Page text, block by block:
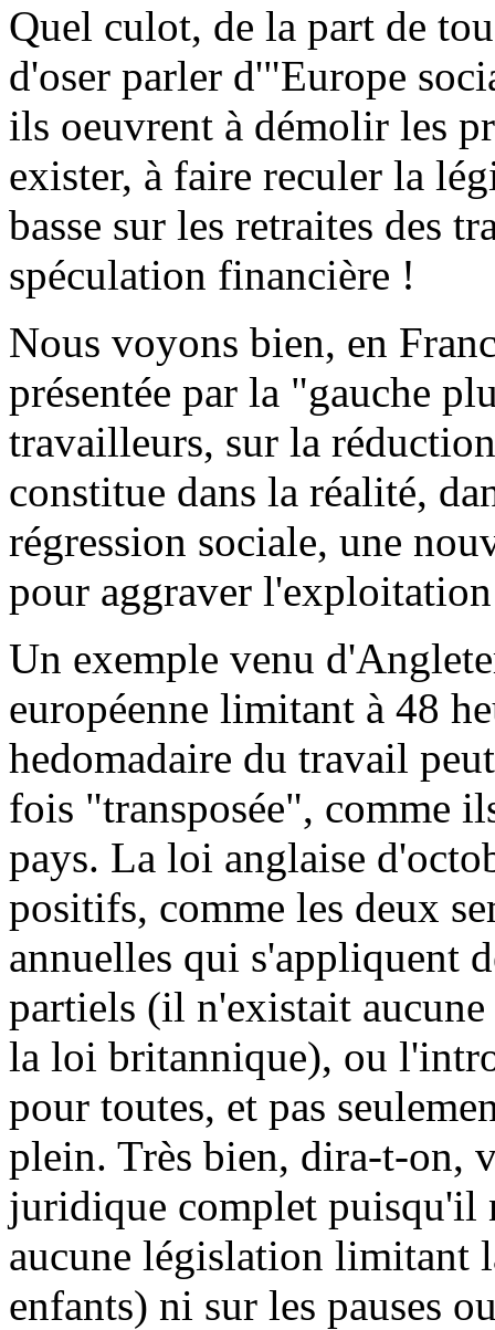
Quel culot, de la part de
d'oser parler d'"Europe
ils oeuvrent à démolir les
exister, à faire reculer la
basse sur les retraites des
spéculation financière !
Nous voyons bien, en
présentée par la "gauche
travailleurs, sur la
constitue dans la réalité,
régression sociale, une
pour aggraver
Un exemple venu
européenne limitant à 48
hedomadaire du travail
fois "transposée", comme
pays. La loi anglaise
positifs, comme les deux
annuelles qui s'appliquent
partiels (il n'existait
la loi britannique), ou
pour toutes, et pas
plein. Très bien, dira-t-on,
juridique complet puisqu'il
aucune législation limitant
enfants) ni sur les pauses